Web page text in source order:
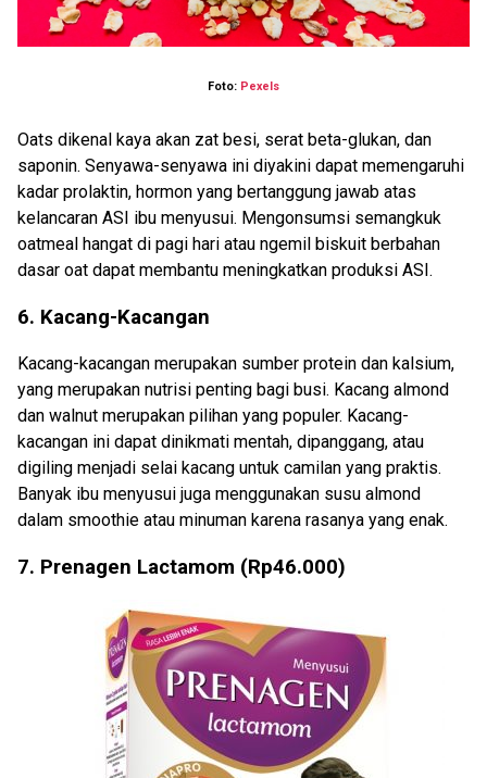
Foto: Pexels
Oats dikenal kaya akan zat besi, serat beta-glukan, dan
saponin. Senyawa-senyawa ini diyakini dapat memengaruhi
kadar prolaktin, hormon yang bertanggung jawab atas
kelancaran ASI ibu menyusui. Mengonsumsi semangkuk
oatmeal hangat di pagi hari atau ngemil biskuit berbahan
dasar oat dapat membantu meningkatkan produksi ASI.
6. Kacang-Kacangan
Kacang-kacangan merupakan sumber protein dan kalsium,
yang merupakan nutrisi penting bagi busi. Kacang almond
dan walnut merupakan pilihan yang populer. Kacang-
kacangan ini dapat dinikmati mentah, dipanggang, atau
digiling menjadi selai kacang untuk camilan yang praktis.
Banyak ibu menyusui juga menggunakan susu almond
dalam smoothie atau minuman karena rasanya yang enak.
7. Prenagen Lactamom (Rp46.000)